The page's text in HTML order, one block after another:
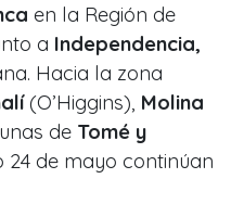
en la Región de
a Independencia,
Hacia la zona
(O’Higgins), Molina
de Tomé y
24 de mayo continúan